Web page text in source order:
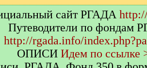
сайт РГАДА
Путеводители по фондам
http://rgada.info/
ОПИСИ Идем по ссылке